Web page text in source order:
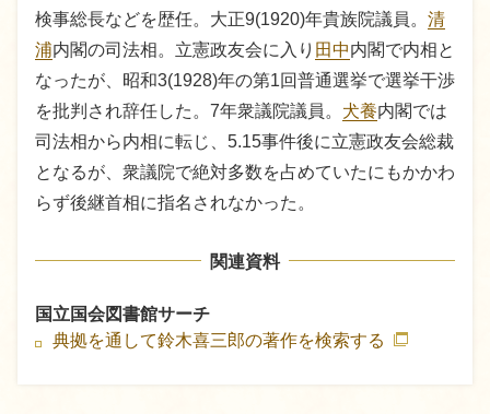
検事総長などを歴任。大正9(1920)年貴族院議員。 清
浦内閣の司法相。立憲政友会に入り 田中内閣で内相と
なったが、昭和3(1928)年の第1回普通選挙で選挙干渉
を批判され辞任した。7年衆議院議員。 犬養内閣では
司法相から内相に転じ、5.15事件後に立憲政友会総裁
となるが、衆議院で絶対多数を占めていたにもかかわ
らず後継首相に指名されなかった。
関連資料
国立国会図書館サーチ
典拠を通して鈴木喜三郎の著作を検索する